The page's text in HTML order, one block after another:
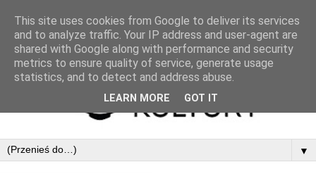
▼
This site uses cookies from Google to deliver its services
and to analyze traffic. Your IP address and user-agent are
shared with Google along with performance and security
metrics to ensure quality of service, generate usage
statistics, and to detect and address abuse.
LEARN MORE GOT IT